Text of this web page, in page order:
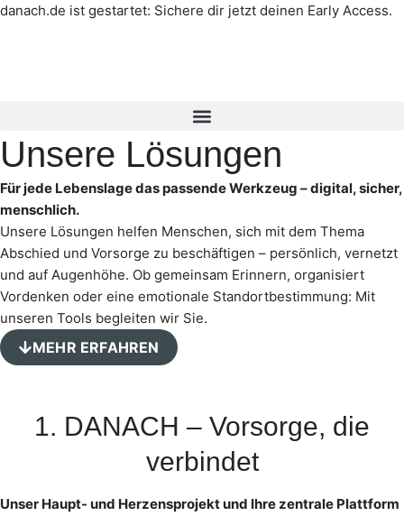
danach.de ist gestartet: Sichere dir jetzt deinen Early Access.
Unsere Lösungen
Für jede Lebenslage das passende Werkzeug – digital, sicher,
menschlich.
Unsere Lösungen helfen Menschen, sich mit dem Thema
Abschied und Vorsorge zu beschäftigen – persönlich, vernetzt
und auf Augenhöhe. Ob gemeinsam Erinnern, organisiert
Vordenken oder eine emotionale Standortbestimmung: Mit
unseren Tools begleiten wir Sie.
MEHR ERFAHREN
1. DANACH – Vorsorge, die
verbindet
Unser Haupt- und Herzensprojekt und Ihre zentrale Plattform